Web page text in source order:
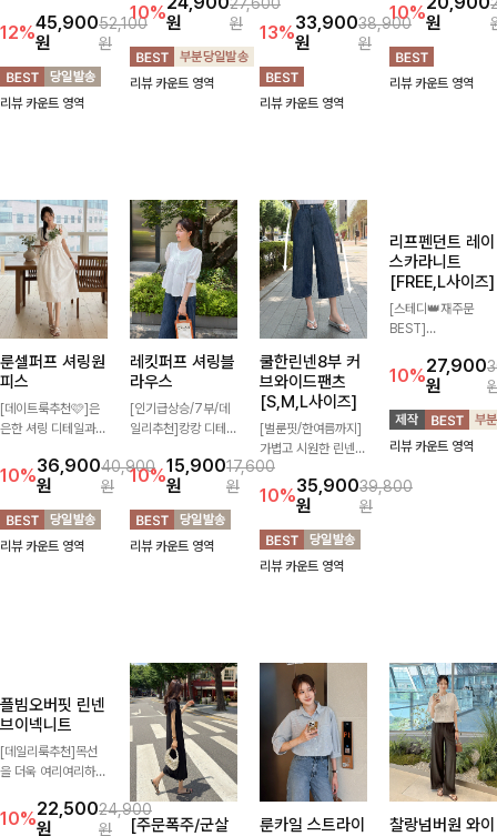
없이 즐기기 좋은 라
운드 니트 🤍 베이직
한 디자인으로 다양한
하의와 손쉽게 매치되
어 데일리하게 활용하
12%45,900
원
52,100
원
리뷰 카운트 영역
캐주얼하면서도 산뜻
한 무드 살려주는 니
트 가디건 💛 브이넥
라인에 슬림하게 떨어
지는 핏 더해져 단독
10%원
원
리뷰 카운트 영역
신축성으로 활동량 많
은 날에도 편안하게
🌿 발목이 드러나는
카프리 기장이 다리
라인을 더욱 길고 산
뜻하게 보여주며, 깔
13%33,900
원
38,900
원
리뷰 카운트 영역
맞게 선택할 수 있는
활용도 높은 가디건
🤍 부드러운 착용감
과 베이직한 디자인으
로 단독은 물론 가볍
10%원
리뷰 카운트 영역
룬셀퍼프 셔링원
피스
[데이트룩추천🩷]은
은한 셔링 디테일과
사랑스러운 무드를 완
성해주는 원피스🤍
허리 스모크 밴딩이
슬림한 실루엣을 연출
해주며, 자연스럽게
10%36,900
원
40,900
원
리뷰 카운트 영역
레킷퍼프 셔링블
라우스
[인기급상승/7부/데
일리추천]캉캉 디테일
풍성한 실루엣을 완성
해주는 블라우스 🤍
가볍게 퍼지는 핏으로
체형을 자연스럽게 커
버해주며 여성스럽게
10%15,900
원
17,600
원
리뷰 카운트 영역
쿨한린넨8부 커
브와이드팬츠
[S,M,L사이즈]
[벌룬핏/한여름까지]
가볍고 시원한 린넨
혼방 소재로 한여름까
지 쾌적하게 즐기기
좋은 8부 커브 와이드
팬츠 🤍 자연스럽게
떨어지는 커브핏이 멋
스러운 실루엣을 연출
10%35,900
원
39,800
원
리뷰 카운트 영역
리프펜던트 레이
스카라니트
[스테디👑재주문
BEST]
카라 니트에 펜던트
10%
플빔오버핏 린넨
[주문폭주/군살
룬카일 스트라이
찰랑넘버원 와이